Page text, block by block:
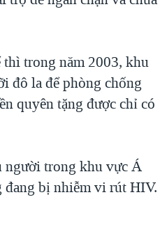
trong năm 2003, khu
đô la để phòng chống
quyên tặng được chỉ có
người trong khu vực Á
bị nhiễm vi rút HIV.